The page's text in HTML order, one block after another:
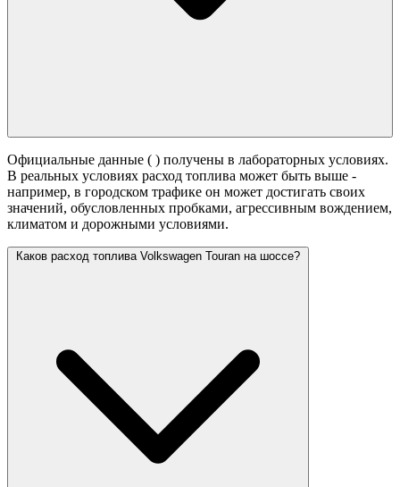
Официальные данные ( ) получены в лабораторных условиях.
В реальных условиях расход топлива может быть выше -
например, в городском трафике он может достигать своих
значений, обусловленных пробками, агрессивным вождением,
климатом и дорожными условиями.
Каков расход топлива Volkswagen Touran на шоссе?